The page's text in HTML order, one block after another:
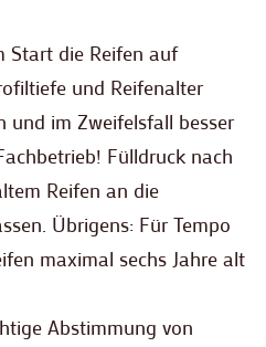
Start die Reifen auf
und Reifenalter
und im Zweifelsfall besser
Fülldruck nach
Reifen an die
Übrigens: Für Tempo
maximal sechs Jahre alt
Abstimmung von